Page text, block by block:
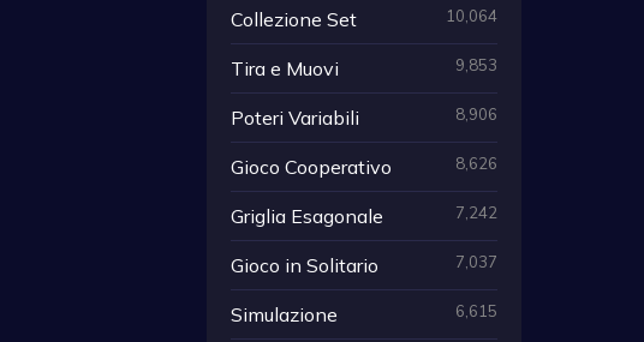
Collezione Set 10,064
Tira e Muovi 9,853
Poteri Variabili 8,906
Gioco Cooperativo 8,626
Griglia Esagonale 7,242
Gioco in Solitario 7,037
Simulazione 6,615